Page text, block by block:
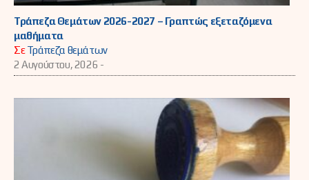
Τράπεζα Θεμάτων 2026-2027 – Γραπτώς εξεταζόμενα
μαθήματα
ΣεΤράπεζα θεμάτων
2 Αυγούστου, 2026 -